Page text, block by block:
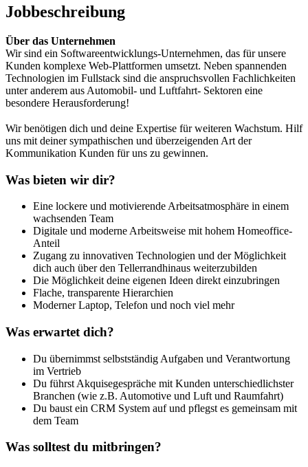
Jobbeschreibung
Über das Unternehmen
Wir sind ein Softwareentwicklungs-Unternehmen, das für unsere
Kunden komplexe Web-Plattformen umsetzt. Neben spannenden
Technologien im Fullstack sind die anspruchsvollen Fachlichkeiten
unter anderem aus Automobil- und Luftfahrt- Sektoren eine
besondere Herausforderung!
Wir benötigen dich und deine Expertise für weiteren Wachstum. Hilf
uns mit deiner sympathischen und überzeigenden Art der
Kommunikation Kunden für uns zu gewinnen.
Was bieten wir dir?
Eine lockere und motivierende Arbeitsatmosphäre in einem
wachsenden Team
Digitale und moderne Arbeitsweise mit hohem Homeoffice-
Anteil
Zugang zu innovativen Technologien und der Möglichkeit
dich auch über den Tellerrandhinaus weiterzubilden
Die Möglichkeit deine eigenen Ideen direkt einzubringen
Flache, transparente Hierarchien
Moderner Laptop, Telefon und noch viel mehr
Was erwartet dich?
Du übernimmst selbstständig Aufgaben und Verantwortung
im Vertrieb
Du führst Akquisegespräche mit Kunden unterschiedlichster
Branchen (wie z.B. Automotive und Luft und Raumfahrt)
Du baust ein CRM System auf und pflegst es gemeinsam mit
dem Team
Was solltest du mitbringen?